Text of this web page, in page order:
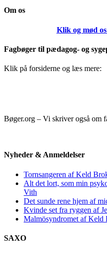
Om os
Klik og mød
Fagbøger til pædagog- og
Klik på forsiderne og læs mere:
Bøger.org – Vi skriver også om
Nyheder & Anmeldelser
Tornsangeren af Keld
Alt det lort, som min
Vith
Det sunde rene hjem af
Kvinde set fra ryggen af
Malmösyndromet af Keld
SAXO